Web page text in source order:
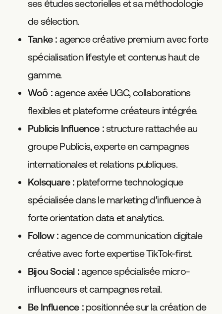
ses études sectorielles et sa méthodologie
de sélection.
Tanke: agence créative premium avec forte
spécialisation lifestyle et contenus haut de
gamme.
Woô: agence axée UGC, collaborations
flexibles et plateforme créateurs intégrée.
Publicis Influence: structure rattachée au
groupe Publicis, experte en campagnes
internationales et relations publiques.
Kolsquare: plateforme technologique
spécialisée dans le marketing d’influence à
forte orientation data et analytics.
Follow: agence de communication digitale
créative avec forte expertise TikTok-first.
Bijou Social: agence spécialisée micro-
influenceurs et campagnes retail.
Be Influence: positionnée sur la création de